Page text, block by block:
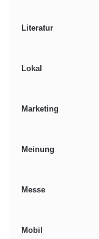
Literatur
Lokal
Marketing
Meinung
Messe
Mobil